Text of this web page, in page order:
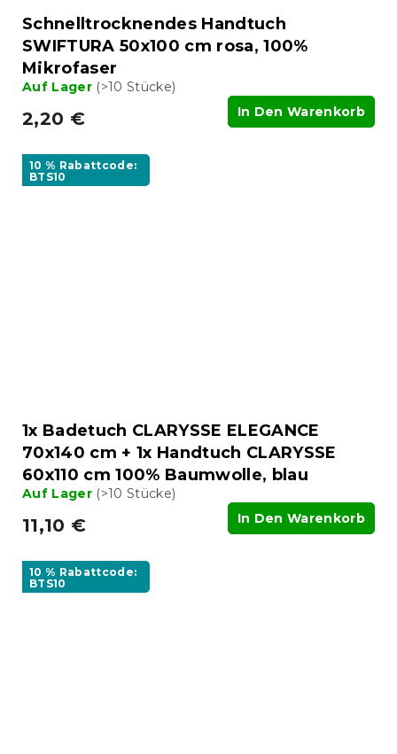
Schnelltrocknendes Handtuch
SWIFTURA 50x100 cm rosa, 100%
Mikrofaser
Auf Lager (>10 Stücke)
2,20 € In Den Warenkorb
10 % Rabattcode:
BTS10
1x Badetuch CLARYSSE ELEGANCE
70x140 cm + 1x Handtuch CLARYSSE
60x110 cm 100% Baumwolle, blau
Auf Lager (>10 Stücke)
11,10 € In Den Warenkorb
10 % Rabattcode:
BTS10